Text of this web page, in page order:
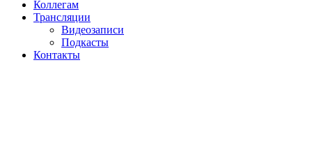
Коллегам
Трансляции
Видеозаписи
Подкасты
Контакты